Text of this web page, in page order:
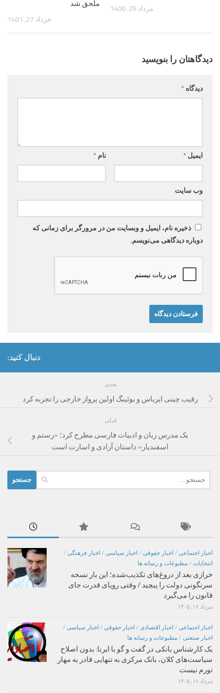
ملحق شد
خرداد 27, 1401
مرداد 26, 1400
دیدگاهتان را بنویسید
دیدگاه *
نام * ایمیل *
وب‌ سایت
ذخیره نام، ایمیل و وبسایت من در مرورگر برای زمانی که
دوباره دیدگاهی می‌نویسم.
دنبال کنید:
بعدی
رقیب چینی ایرباس و بوئینگ اولین پرواز خارجی را تجربه کرد
قبلی
یک مدرس زبان و ادبیات فارسی مطرح کرد؛ «رستم و
اسفندیار» داستان آزادی و اسارت است
برای:
اخبار اجتماعی / اخبار حقوقی / اخبار سیاسی / اخبار فرهنگی /
انتخابات / مطبوعات و رسانه ها
خرازی بعد از دروغ‌های تکذیب‌شده؛ این بار نسخه
سرنگونی دولت را پیچید / وقتی رویای قدرت جای
قانون را می‌گیرد
مرداد ۱۶, ۱۴۰۵
اخبار اجتماعی / اخبار اقتصادی / اخبار حقوقی / اخبار سیاسی /
اخبار صنعتی / مطبوعات و رسانه ها
یک کارشناس بانکی در گفت و گو با ایرنا: بدون اصلاح
سیاست‌های کلان، بانک مرکزی به تنهایی قادر به مهار
تورم نیست
مرداد ۱۶, ۱۴۰۵